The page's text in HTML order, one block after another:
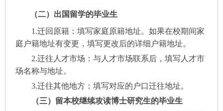
（二）出国留学的毕业生
1.迁回原籍：填写家庭原籍地址。如果在校期间家
庭户籍地址有变更，填写更改后的详细户籍地址。
2.迁往人才市场：与人才市场联系后，填写人才市
场名称与地址。
3.迁往其他地方：填写对应的户口迁往地址。
（三）留本校继续攻读博士研究生的毕业生